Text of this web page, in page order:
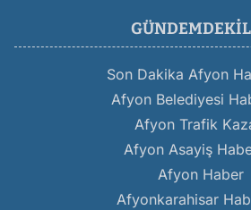
Son Dakika Afyon
Afyon Belediyesi
Afyon Trafik
Afyon Asayiş
Afyon Haber
Afyonkarahisar